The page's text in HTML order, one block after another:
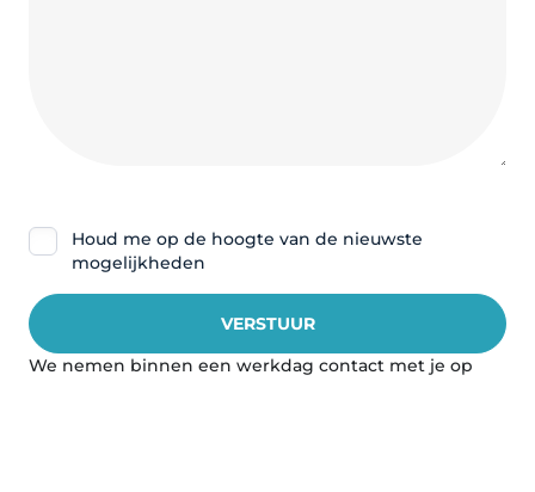
Nieuwsbrief
Houd me op de hoogte van de nieuwste
mogelijkheden
We nemen binnen een werkdag contact met je op